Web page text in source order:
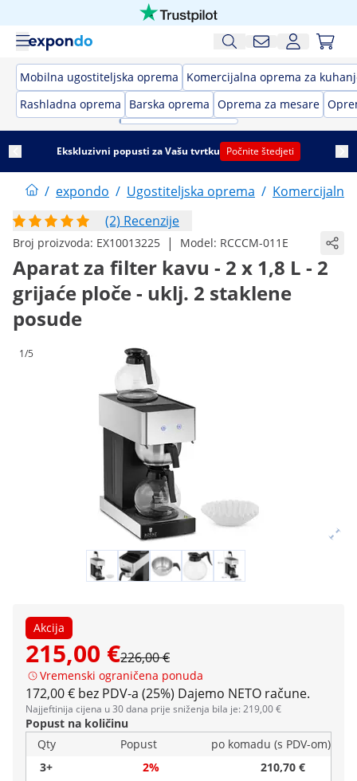
Mobilna ugostiteljska oprema
Komercijalna oprema za
Rashladna oprema
Barska oprema Oprema za mesare
Ekskluzivni popusti za Vašu tvrtku Počnite štedjeti
/ expondo / Ugostiteljska oprema / Komercijalna
(2) Recenzije
Broj proizvoda: EX10013225 | Model: RCCCM-011E
Aparat za filter kavu - 2 x 1,8 L - 2
grijaće ploče - uklj. 2 staklene
posude
1/5
Akcija
215,00 €226,00 €
Vremenski ograničena ponuda
172,00 € bez PDV-a (25%) Dajemo NETO račune.
Najjeftinija cijena u 30 dana prije sniženja bila je: 219,00 €
Popust na količinu
Qty
Popust
po komadu (s PDV-om)
3+
2%
210,70 €